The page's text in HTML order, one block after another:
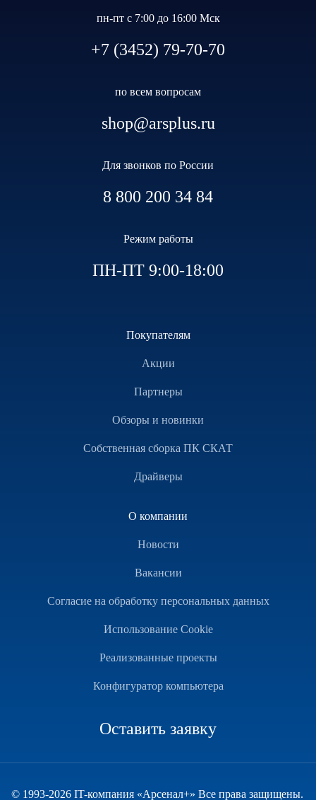
пн-пт с 7:00 до 16:00 Мск
+7 (3452) 79-70-70
по всем вопросам
shop@arsplus.ru
Для звонков по России
8 800 200 34 84
Режим работы
ПН-ПТ 9:00-18:00
Покупателям
Акции
Партнеры
Обзоры и новинки
Собственная сборка ПК СКАТ
Драйверы
О компании
Новости
Вакансии
Согласие на обработку персональных данных
Использование Cookie
Реализованные проекты
Конфигуратор компьютера
Оставить заявку
© 1993-2026 IT-компания «Арсенал+» Все права защищены.